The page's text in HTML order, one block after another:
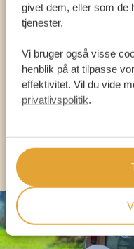
givet dem, eller som de
tjenester.
Vi bruger også visse
henblik på at tilpasse
effektivitet. Vil du vide
privatlivspolitik.